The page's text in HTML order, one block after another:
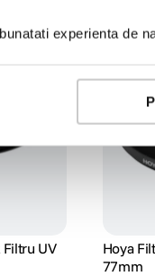
experienta de
UV
Hoya
77mm